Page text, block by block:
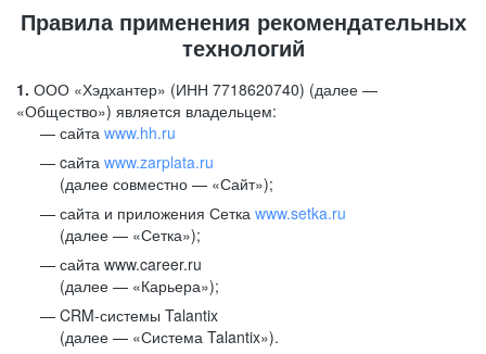
Правила применения рекомендательных
технологий
1. ООО «Хэдхантер» (ИНН 7718620740) (далее —
«Общество») является владельцем:
сайта www.hh.ru
cайта www.zarplata.ru
(далее совместно — «Сайт»);
сайта и приложения Сетка www.setka.ru
(далее — «Сетка»);
сайта www.career.ru
(далее — «Карьера»);
CRM-системы Talantix
(далее — «Система Talantix»).